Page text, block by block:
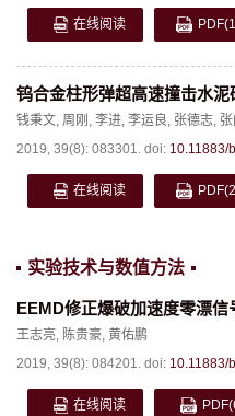
在线阅读 PDF
钨合金柱形弹超高速撞击水
钱秉文, 周刚 , 李进, 李运良, 张德志,
2019, 39(8): 083301. doi: 10.11883/
在线阅读 PDF
实验技术与数值方法
EEMD修正爆破加速度零漂
王志亮, 陈贵豪, 黄佑鹏
2019, 39(8): 084201. doi: 10.11883/
在线阅读 PDF